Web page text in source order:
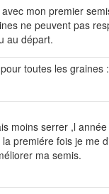
mon premier
ne peuvent pas
au départ.
toutes les graines
moins serrer ,l
premiére fois je me
ma semis.